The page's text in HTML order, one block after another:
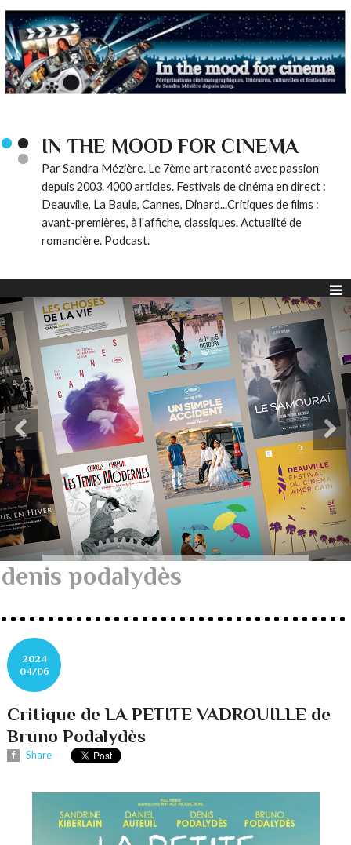
IN THE MOOD FOR CINEMA
Par Sandra Mézière. Le 7ème art raconté avec passion
depuis 2003. 4000 articles. Festivals de cinéma en direct :
Deauville, La Baule, Cannes, Dinard...Critiques de films :
avant-premières, à l'affiche, classiques. Actualité de
romancière. Podcast.
denis podalydès
2024
04/06
Critique de LA PETITE VADROUILLE de
Bruno Podalydès
Share